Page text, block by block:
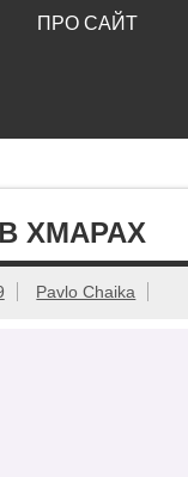
ПРО САЙТ
ХМАРАХ
Pavlo Chaika